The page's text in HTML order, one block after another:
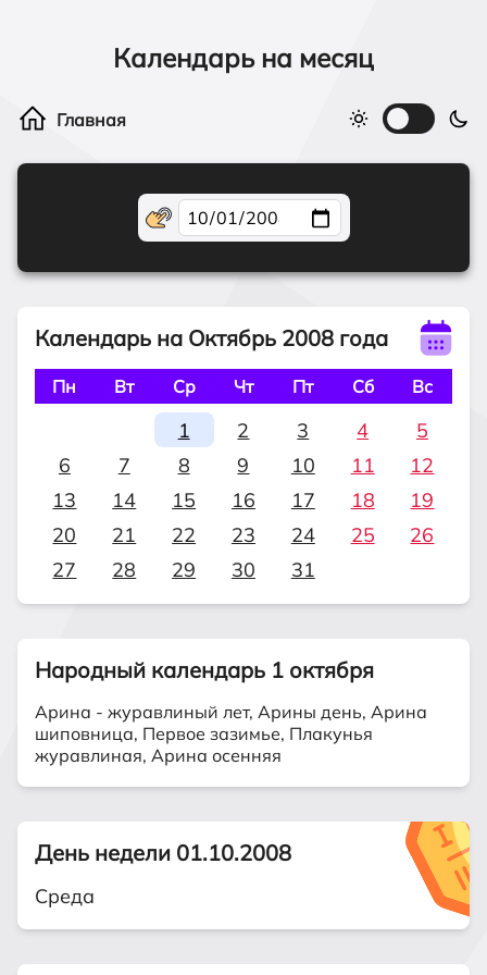
Календарь на месяц
Календарь на Октябрь 2008 года
Пн Вт Ср Чт Пт Сб Вс
1 2 3 4
5
6
7 8 9 10 11
12
13
14 15 16 17 18
19
20
21 22 23 24 25
26
27
28 29 30 31
Народный календарь 1 октября
Арина - журавлиный лет, Арины день, Арина
шиповница, Первое зазимье, Плакунья
журавлиная, Арина осенняя
День недели 01.10.2008
Среда